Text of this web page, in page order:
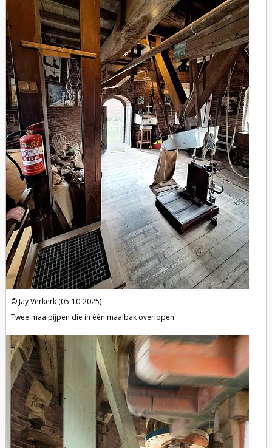
Jay Verkerk (05-10-2025)
Twee maalpijpen die in één maalbak overlopen.